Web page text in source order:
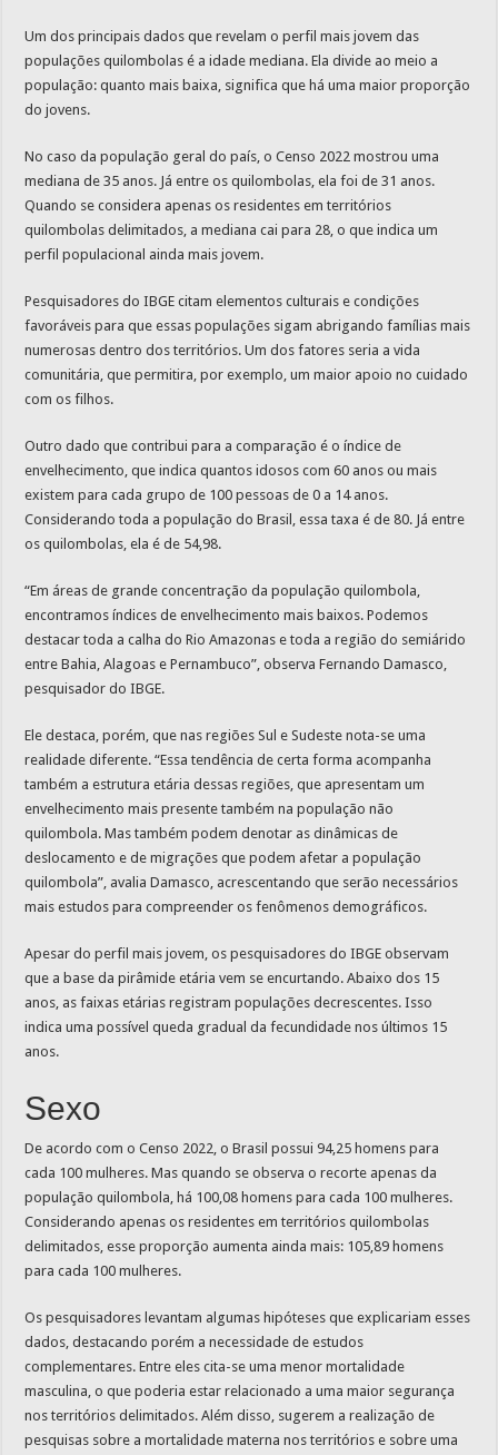
Um dos principais dados que revelam o perfil mais jovem das
populações quilombolas é a idade mediana. Ela divide ao meio a
população: quanto mais baixa, significa que há uma maior proporção
do jovens.
No caso da população geral do país, o Censo 2022 mostrou uma
mediana de 35 anos. Já entre os quilombolas, ela foi de 31 anos.
Quando se considera apenas os residentes em territórios
quilombolas delimitados, a mediana cai para 28, o que indica um
perfil populacional ainda mais jovem.
Pesquisadores do IBGE citam elementos culturais e condições
favoráveis para que essas populações sigam abrigando famílias mais
numerosas dentro dos territórios. Um dos fatores seria a vida
comunitária, que permitira, por exemplo, um maior apoio no cuidado
com os filhos.
Outro dado que contribui para a comparação é o índice de
envelhecimento, que indica quantos idosos com 60 anos ou mais
existem para cada grupo de 100 pessoas de 0 a 14 anos.
Considerando toda a população do Brasil, essa taxa é de 80. Já entre
os quilombolas, ela é de 54,98.
“Em áreas de grande concentração da população quilombola,
encontramos índices de envelhecimento mais baixos. Podemos
destacar toda a calha do Rio Amazonas e toda a região do semiárido
entre Bahia, Alagoas e Pernambuco”, observa Fernando Damasco,
pesquisador do IBGE.
Ele destaca, porém, que nas regiões Sul e Sudeste nota-se uma
realidade diferente. “Essa tendência de certa forma acompanha
também a estrutura etária dessas regiões, que apresentam um
envelhecimento mais presente também na população não
quilombola. Mas também podem denotar as dinâmicas de
deslocamento e de migrações que podem afetar a população
quilombola”, avalia Damasco, acrescentando que serão necessários
mais estudos para compreender os fenômenos demográficos.
Apesar do perfil mais jovem, os pesquisadores do IBGE observam
que a base da pirâmide etária vem se encurtando. Abaixo dos 15
anos, as faixas etárias registram populações decrescentes. Isso
indica uma possível queda gradual da fecundidade nos últimos 15
anos.
Sexo
De acordo com o Censo 2022, o Brasil possui 94,25 homens para
cada 100 mulheres. Mas quando se observa o recorte apenas da
população quilombola, há 100,08 homens para cada 100 mulheres.
Considerando apenas os residentes em territórios quilombolas
delimitados, esse proporção aumenta ainda mais: 105,89 homens
para cada 100 mulheres.
Os pesquisadores levantam algumas hipóteses que explicariam esses
dados, destacando porém a necessidade de estudos
complementares. Entre eles cita-se uma menor mortalidade
masculina, o que poderia estar relacionado a uma maior segurança
nos territórios delimitados. Além disso, sugerem a realização de
pesquisas sobre a mortalidade materna nos territórios e sobre uma